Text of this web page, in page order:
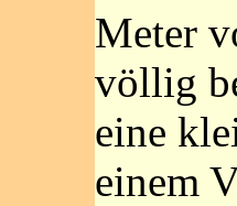
Meter
völlig
eine
einem